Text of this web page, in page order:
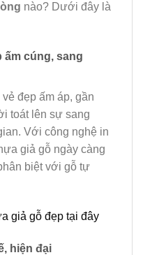
nào? Dưới đây là
ấm cúng, sang
đẹp ấm áp, gần
toát lên sự sang
Với công nghệ in
giả gỗ ngày càng
biệt với gỗ tự
giả gỗ đẹp tại đây
hiện đại